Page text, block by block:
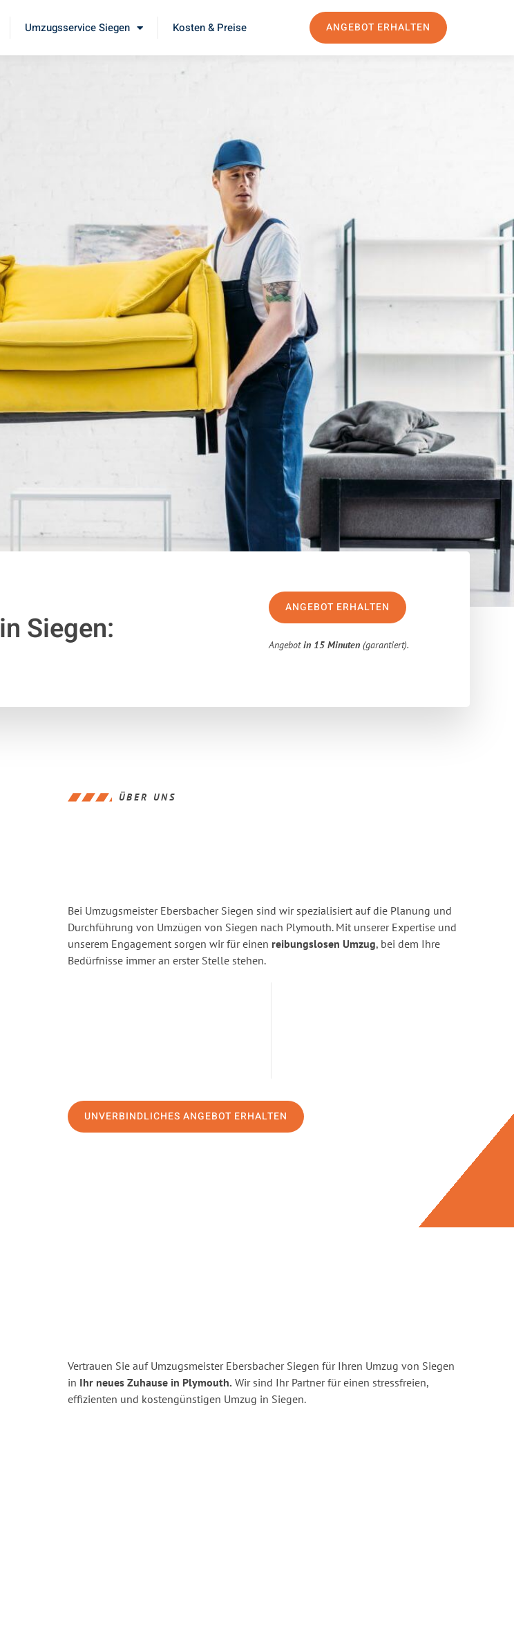
Umzugsservice Siegen Kosten & Preise ANGEBOT ERHALTEN
in Siegen:
ANGEBOT ERHALTEN
Angebotin 15 Minuten (garantiert).
ÜBER UNS
Bei Umzugsmeister Ebersbacher Siegen sind wir spezialisiert auf die Planung und
Durchführung von Umzügen von Siegen nach Plymouth. Mit unserer Expertise und
unserem Engagement sorgen wir für einen reibungslosen Umzug, bei dem Ihre
Bedürfnisse immer an erster Stelle stehen.
UNVERBINDLICHES ANGEBOT ERHALTEN
Vertrauen Sie auf Umzugsmeister Ebersbacher Siegen für Ihren Umzug von Siegen
in Ihr neues Zuhause in Plymouth. Wir sind Ihr Partner für einen stressfreien,
effizienten und kostengünstigen Umzug in Siegen.